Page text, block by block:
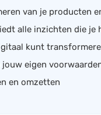
van je producten
alle inzichten die je
kunt
eigen
en omzetten